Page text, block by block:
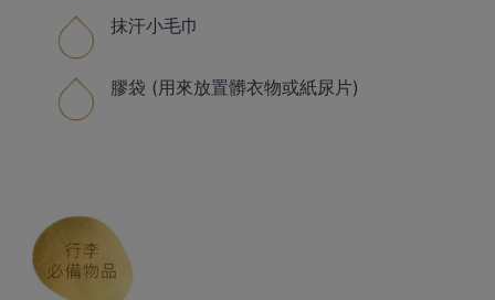
抹汗小毛巾
膠袋 (用來放置髒衣物或紙尿片)